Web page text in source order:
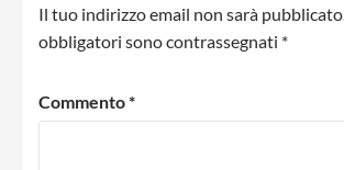
Il tuo indirizzo email non sarà pubblicato.
obbligatori sono contrassegnati *
Commento*